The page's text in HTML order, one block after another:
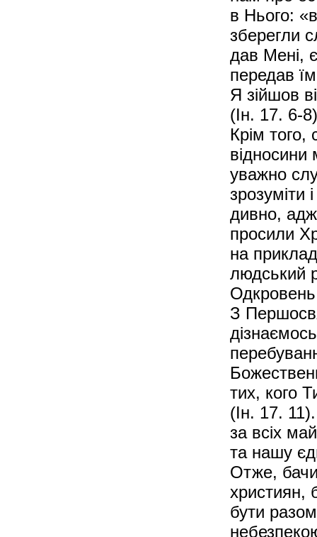
в Нього:
зберегли
дав Мені,
передав
Я зійшов
(Ін. 17. 6-
Крім того,
уважно
зрозуміти
дивно,
просили
на
людський
З
тих, кого
(Ін. 17.
за всіх
та нашу
Отже,
християн,
бути